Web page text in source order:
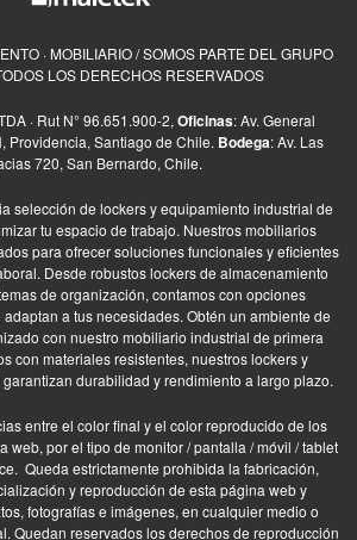
· MOBILIARIO / SOMOS PARTE DEL GRUPO
LOS DERECHOS RESERVADOS
· Rut N° 96.651.900-2, Oficinas: Av. General
Providencia, Santiago de Chile. Bodega: Av. Las
720, San Bernardo, Chile.
selección de lockers y equipamiento industrial de
tu espacio de trabajo. Nuestros mobiliarios
para ofrecer soluciones funcionales y eficientes
Desde robustos lockers de almacenamiento
de organización, contamos con opciones
a tus necesidades. Obtén un ambiente de
con nuestro mobiliario industrial de primera
con materiales resistentes, nuestros lockers y
durabilidad y rendimiento a largo plazo.
entre el color final y el color reproducido de los
web, por el tipo de monitor / pantalla / móvil / tablet
Queda estrictamente prohibida la fabricación,
y reproducción de esta página web y
fotografías e imágenes, en cualquier medio o
Quedan reservados los derechos de reproducción